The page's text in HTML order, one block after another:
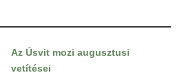
Az Úsvit mozi augusztusi
vetítései